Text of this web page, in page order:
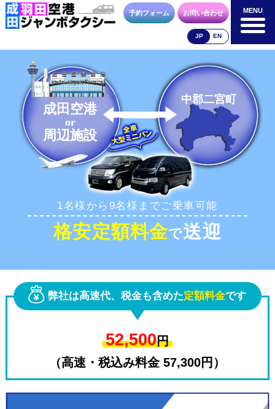
MENU
成田空港
料金表
空港送迎以外
料金表
車種・荷物 お支払方法 合流方法
お問合せ 予約フォーム
予約フォーム お問い合わせ
JP EN
MENU
成田空港
or
周辺施設
中郡二宮町
1名様から9名様までご乗車可能
格安定額料金で送迎
弊社は高速代、税金も含めた定額料金です
52,500円
（高速・税込み料金 57,300円）